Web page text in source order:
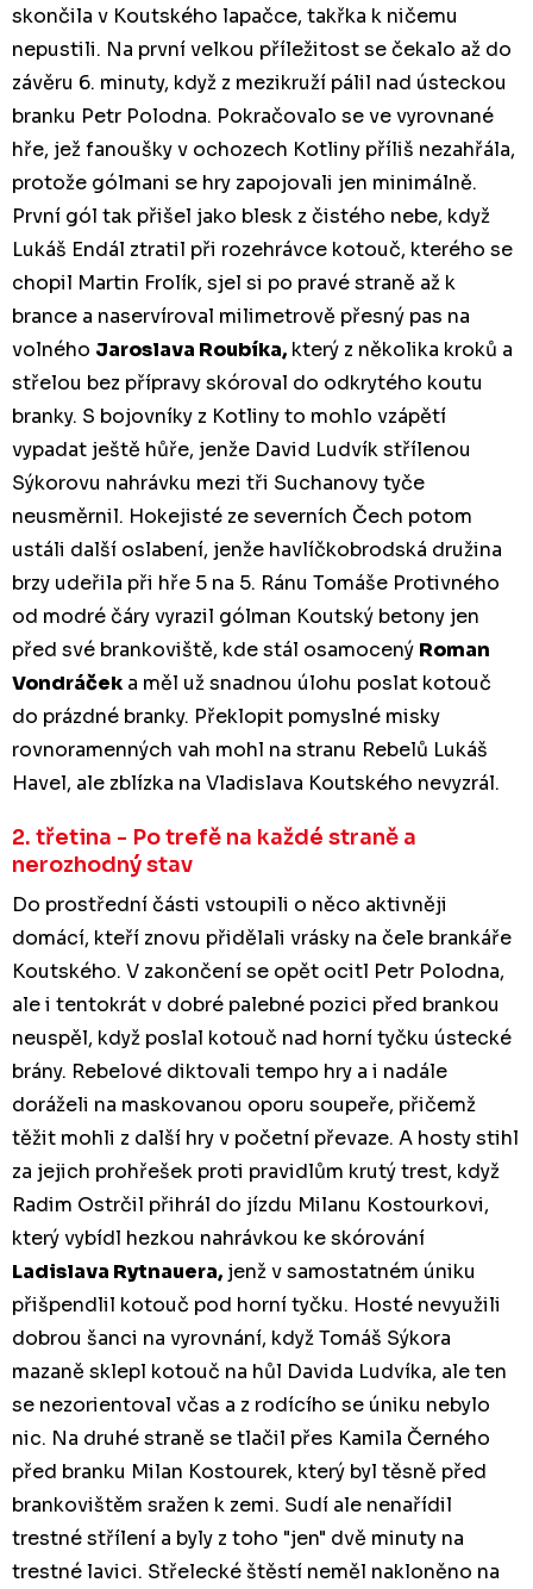
skončila v Koutského lapačce, takřka k ničemu
nepustili. Na první velkou příležitost se čekalo až do
závěru 6. minuty, když z mezikruží pálil nad ústeckou
branku Petr Polodna. Pokračovalo se ve vyrovnané
hře, jež fanoušky v ochozech Kotliny příliš nezahřála,
protože gólmani se hry zapojovali jen minimálně.
První gól tak přišel jako blesk z čistého nebe, když
Lukáš Endál ztratil při rozehrávce kotouč, kterého se
chopil Martin Frolík, sjel si po pravé straně až k
brance a naservíroval milimetrově přesný pas na
volného Jaroslava Roubíka, který z několika kroků a
střelou bez přípravy skóroval do odkrytého koutu
branky. S bojovníky z Kotliny to mohlo vzápětí
vypadat ještě hůře, jenže David Ludvík střílenou
Sýkorovu nahrávku mezi tři Suchanovy tyče
neusměrnil. Hokejisté ze severních Čech potom
ustáli další oslabení, jenže havlíčkobrodská družina
brzy udeřila při hře 5 na 5. Ránu Tomáše Protivného
od modré čáry vyrazil gólman Koutský betony jen
před své brankoviště, kde stál osamocený Roman
Vondráček a měl už snadnou úlohu poslat kotouč
do prázdné branky. Překlopit pomyslné misky
rovnoramenných vah mohl na stranu Rebelů Lukáš
Havel, ale zblízka na Vladislava Koutského nevyzrál.
2. třetina - Po trefě na každé straně a
nerozhodný stav
Do prostřední části vstoupili o něco aktivněji
domácí, kteří znovu přidělali vrásky na čele brankáře
Koutského. V zakončení se opět ocitl Petr Polodna,
ale i tentokrát v dobré palebné pozici před brankou
neuspěl, když poslal kotouč nad horní tyčku ústecké
brány. Rebelové diktovali tempo hry a i nadále
doráželi na maskovanou oporu soupeře, přičemž
těžit mohli z další hry v početní převaze. A hosty stihl
za jejich prohřešek proti pravidlům krutý trest, když
Radim Ostrčil přihrál do jízdu Milanu Kostourkovi,
který vybídl hezkou nahrávkou ke skórování
Ladislava Rytnauera, jenž v samostatném úniku
přišpendlil kotouč pod horní tyčku. Hosté nevyužili
dobrou šanci na vyrovnání, když Tomáš Sýkora
mazaně sklepl kotouč na hůl Davida Ludvíka, ale ten
se nezorientoval včas a z rodícího se úniku nebylo
nic. Na druhé straně se tlačil přes Kamila Černého
před branku Milan Kostourek, který byl těsně před
brankovištěm sražen k zemi. Sudí ale nenařídil
trestné střílení a byly z toho "jen" dvě minuty na
trestné lavici. Střelecké štěstí neměl nakloněno na